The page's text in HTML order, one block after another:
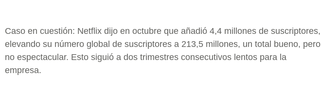
Caso en cuestión: Netflix dijo en octubre que añadió 4,4 millones de suscriptores,
elevando su número global de suscriptores a 213,5 millones, un total bueno, pero
no espectacular. Esto siguió a dos trimestres consecutivos lentos para la
empresa.